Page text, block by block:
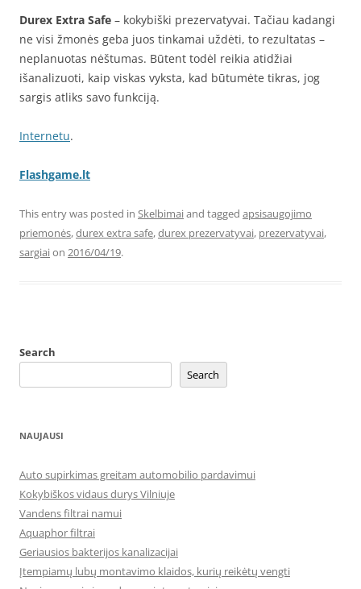
Durex Extra Safe – kokybiški prezervatyvai. Tačiau kadangi
ne visi žmonės geba juos tinkamai uždėti, to rezultatas –
neplanuotas nėštumas. Būtent todėl reikia atidžiai
išanalizuoti, kaip viskas vyksta, kad būtumėte tikras, jog
sargis atliks savo funkciją.
Internetu.
Flashgame.lt
This entry was posted in Skelbimaiand tagged apsisaugojimo
priemonės,durex extra safe,durex prezervatyvai, prezervatyvai,
sargiaion 2016/04/19.
Search
Search
NAUJAUSI
Auto supirkimas greitam automobilio pardavimui
Kokybiškos vidaus durys Vilniuje
Vandens filtrai namui
Aquaphor filtrai
Geriausios bakterijos kanalizacijai
Įtempiamų lubų montavimo klaidos, kurių reikėtų vengti